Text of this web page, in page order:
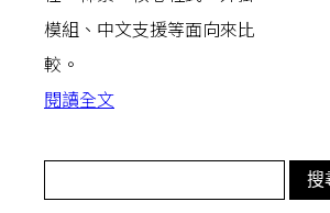
模組、中文支援等面向來比
較。
閱讀全文